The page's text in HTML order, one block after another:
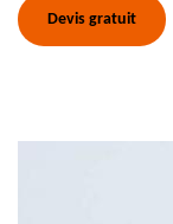
Devis gratuit